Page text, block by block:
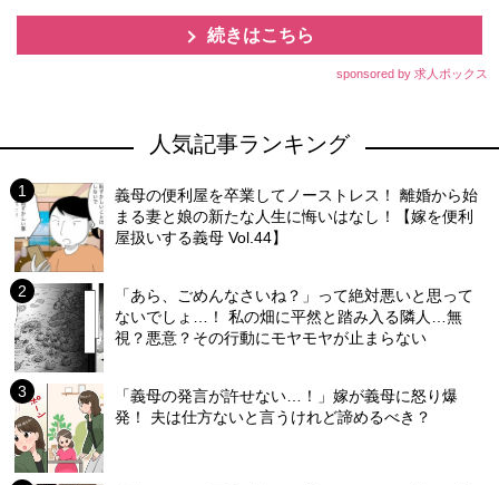
続きはこちら
sponsored by 求人ボックス
人気記事ランキング
義母の便利屋を卒業してノーストレス！ 離婚から始
まる妻と娘の新たな人生に悔いはなし！【嫁を便利
屋扱いする義母 Vol.44】
「あら、ごめんなさいね？」って絶対悪いと思って
ないでしょ…！ 私の畑に平然と踏み入る隣人…無
視？悪意？その行動にモヤモヤが止まらない
「義母の発言が許せない…！」嫁が義母に怒り爆
発！ 夫は仕方ないと言うけれど諦めるべき？